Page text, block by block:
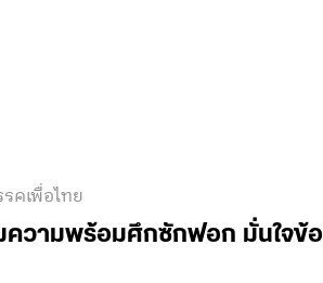
คเพื่อไทย
ความพร้อมศึกซักฟอก มั่นใจข้